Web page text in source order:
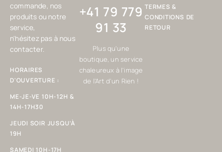
commande, nos
produits ou notre
service,
n'hésitez pas à nous
contacter.
HORAIRES
D'OUVERTURE :
ME-JE-VE 10H-12H &
14H-17H30
JEUDI SOIR JUSQU’À
19H
SAMEDI 10H-17H
+41 79 779
91 33
Plus qu'une
boutique, un service
chaleureux à l'image
de l'Art d'un Rien !
TERMES &
CONDITIONS DE
RETOUR